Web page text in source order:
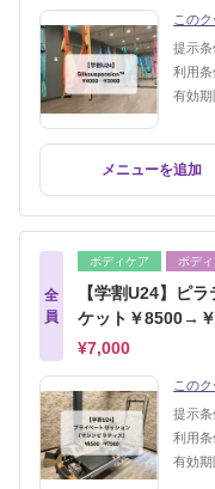
この
提示条
利用条
有効期
メニューを追加
全
員
ボディケア ボディ
【学割U24】ピ
ケット￥8500→
¥7,000
この
提示条
利用条
有効期